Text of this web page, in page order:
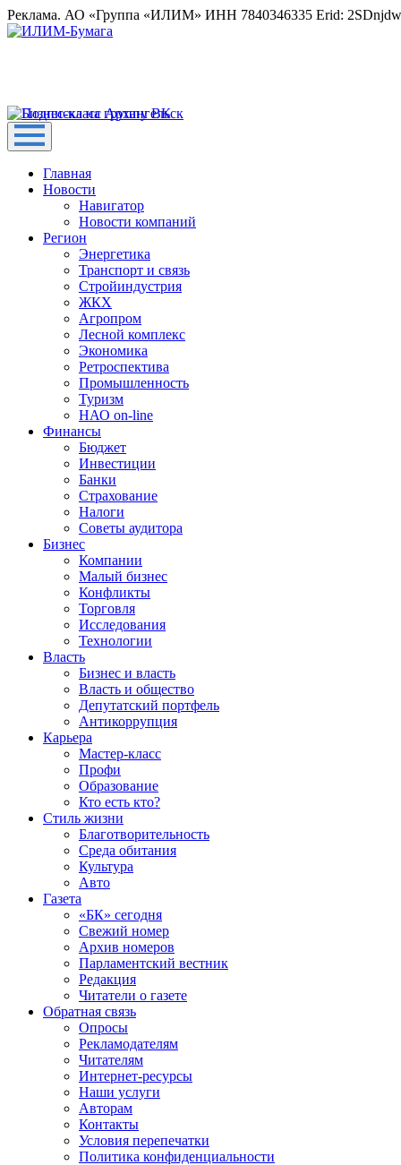
Реклама. АО «Группа «ИЛИМ» ИНН 7840346335 Erid:
Главная
Новости
Навигатор
Новости компаний
Регион
Энергетика
Транспорт и связь
Стройиндустрия
ЖКХ
Агропром
Лесной комплекс
Экономика
Ретроспектива
Промышленность
Туризм
НАО on-line
Финансы
Бюджет
Инвестиции
Банки
Страхование
Налоги
Советы аудитора
Бизнес
Компании
Малый бизнес
Конфликты
Торговля
Исследования
Технологии
Власть
Бизнес и власть
Власть и общество
Депутатский портфель
Антикоррупция
Карьера
Мастер-класс
Профи
Образование
Кто есть кто?
Стиль жизни
Благотворительность
Среда обитания
Культура
Авто
Газета
«БК» сегодня
Свежий номер
Архив номеров
Парламентский вестник
Редакция
Читатели о газете
Обратная связь
Опросы
Рекламодателям
Читателям
Интернет-ресурсы
Наши услуги
Авторам
Контакты
Условия перепечатки
Политика конфиденциальности